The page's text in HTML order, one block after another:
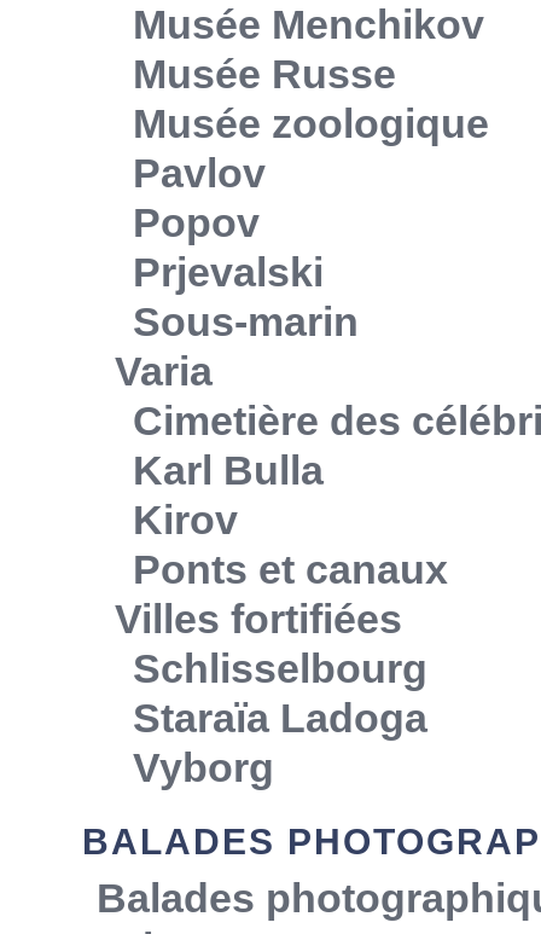
Musée Menchikov
Musée Russe
Musée zoologique
Pavlov
Popov
Prjevalski
Sous-marin
Varia
Cimetière des
Karl Bulla
Kirov
Ponts et canaux
Villes fortifiées
Schlisselbourg
Staraïa Ladoga
Vyborg
BALADES
Balades